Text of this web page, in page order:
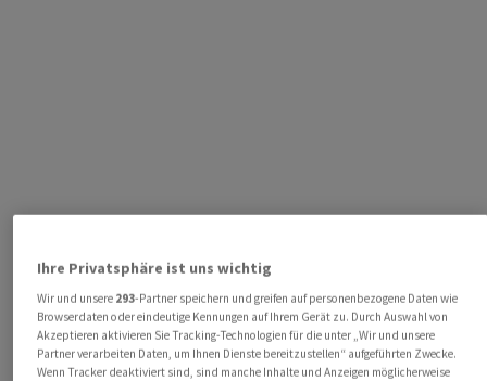
Ihre Privatsphäre ist uns wichtig
Wir und unsere 293-Partner speichern und greifen auf personenbezogene Daten wie
Browserdaten oder eindeutige Kennungen auf Ihrem Gerät zu. Durch Auswahl von
Akzeptieren aktivieren Sie Tracking-Technologien für die unter „Wir und unsere
Partner verarbeiten Daten, um Ihnen Dienste bereitzustellen“ aufgeführten Zwecke.
Wenn Tracker deaktiviert sind, sind manche Inhalte und Anzeigen möglicherweise